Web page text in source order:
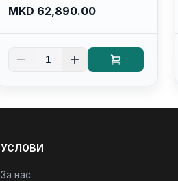
RAM DDR5 5600mhz/ 512
GB SSD M.2 Nvme
Kb/thunderbolt
MKD 62,890.00
1
УСЛОВИ
За нас